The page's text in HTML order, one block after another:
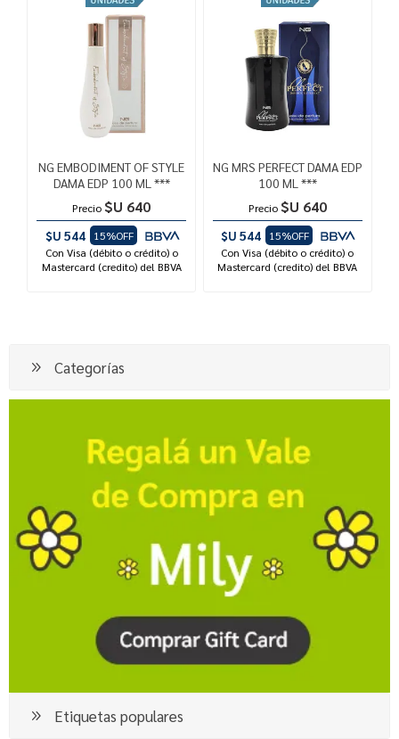
NG EMBODIMENT OF STYLE
DAMA EDP 100 ML ***
Precio $U 640
$U 544
15%OFF
Con Visa (débito o crédito) o
Mastercard (credito) del BBVA
NG MRS PERFECT DAMA EDP
100 ML ***
Precio $U 640
$U 544
15%OFF
Con Visa (débito o crédito) o
Mastercard (credito) del BBVA
Categorías
Etiquetas populares